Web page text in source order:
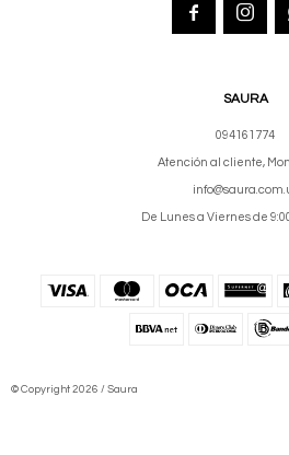
SAURA
094161774
Atención al cliente,
De Lunes a Viernes de
 
© Copyright 2026 / Saura